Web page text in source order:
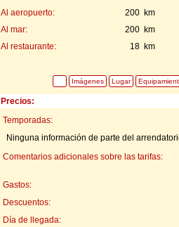
200 km
Al aeropuerto:
200 km
Al mar:
18 km
Al restaurante:
Imágenes Lugar
Precios:
Temporadas:
Ninguna información de parte del
Comentarios adicionales sobre las tarifas:
Gastos:
Descuentos:
Día de llegada: